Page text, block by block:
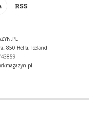
RSS
850 Hella, Iceland